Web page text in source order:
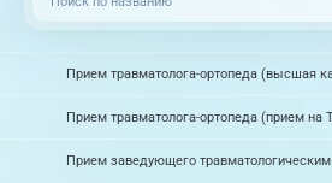
Прием травматолога-ортопеда (высшая
Прием травматолога-ортопеда (прием на
Прием заведующего